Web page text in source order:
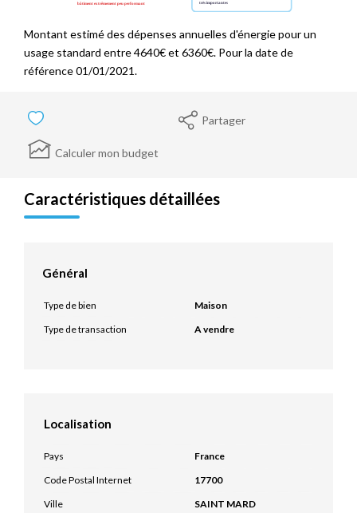
Montant estimé des dépenses annuelles d'énergie pour un
usage standard entre 4640€ et 6360€. Pour la date de
référence 01/01/2021.
Partager
Calculer mon budget
Caractéristiques détaillées
Général
Type de bien
Maison
Type de transaction
A vendre
Localisation
Pays
France
Code Postal Internet
17700
Ville
SAINT MARD